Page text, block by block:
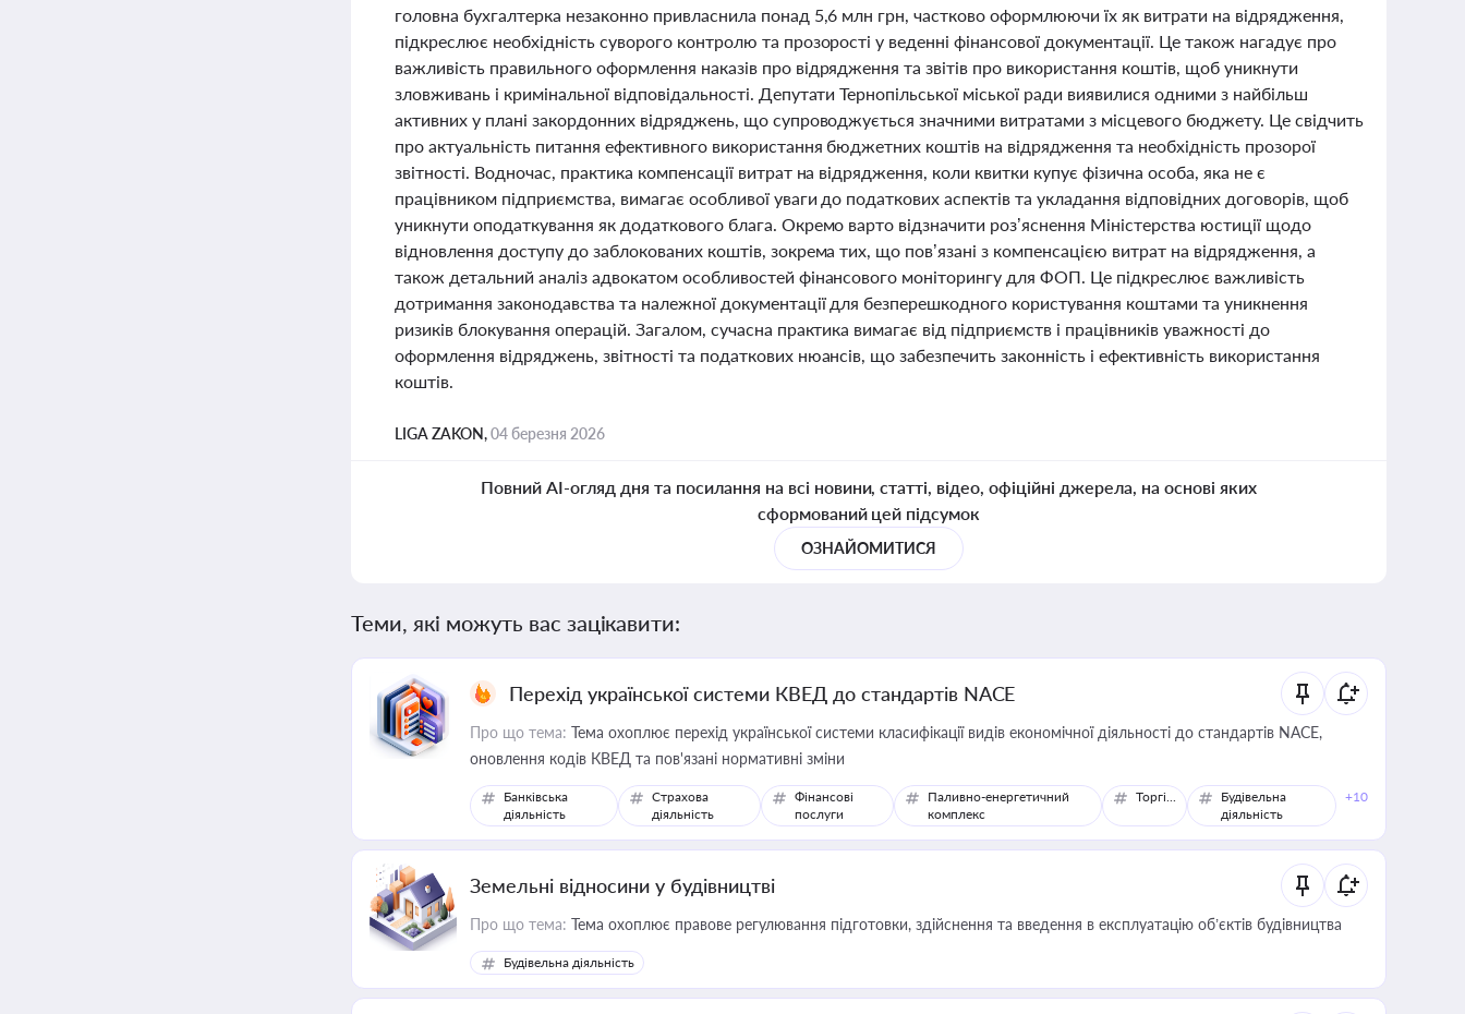
головна бухгалтерка незаконно привласнила понад 5,6 млн грн, частково оформлюючи їх як витрати на відрядження,
підкреслює необхідність суворого контролю та прозорості у веденні фінансової документації. Це також нагадує про
важливість правильного оформлення наказів про відрядження та звітів про використання коштів, щоб уникнути
зловживань і кримінальної відповідальності. Депутати Тернопільської міської ради виявилися одними з найбільш
активних у плані закордонних відряджень, що супроводжується значними витратами з місцевого бюджету. Це свідчить
про актуальність питання ефективного використання бюджетних коштів на відрядження та необхідність прозорої
звітності. Водночас, практика компенсації витрат на відрядження, коли квитки купує фізична особа, яка не є
працівником підприємства, вимагає особливої уваги до податкових аспектів та укладання відповідних договорів, щоб
уникнути оподаткування як додаткового блага. Окремо варто відзначити роз’яснення Міністерства юстиції щодо
відновлення доступу до заблокованих коштів, зокрема тих, що пов’язані з компенсацією витрат на відрядження, а
також детальний аналіз адвокатом особливостей фінансового моніторингу для ФОП. Це підкреслює важливість
дотримання законодавства та належної документації для безперешкодного користування коштами та уникнення
ризиків блокування операцій. Загалом, сучасна практика вимагає від підприємств і працівників уважності до
оформлення відряджень, звітності та податкових нюансів, що забезпечить законність і ефективність використання
коштів.
LIGA ZAKON,04 березня 2026
Повний AI-огляд дня та посилання на всі новини, статті, відео, офіційні джерела, на основі яких
сформований цей підсумок
ОЗНАЙОМИТИСЯ
Теми, які можуть вас зацікавити:
Перехід української системи КВЕД до стандартів NACE
Про що тема: Тема охоплює перехід української системи класифікації видів економічної діяльності до стандартів NACE,
оновлення кодів КВЕД та пов'язані нормативні зміни
Банківська
діяльність
Страхова
діяльність
Фінансові
послуги
Паливно-енергетичний
комплекс
Торгівля
Будівельна
діяльність
+10
Земельні відносини у будівництві
Про що тема: Тема охоплює правове регулювання підготовки, здійснення та введення в експлуатацію об’єктів будівництва
Будівельна діяльність